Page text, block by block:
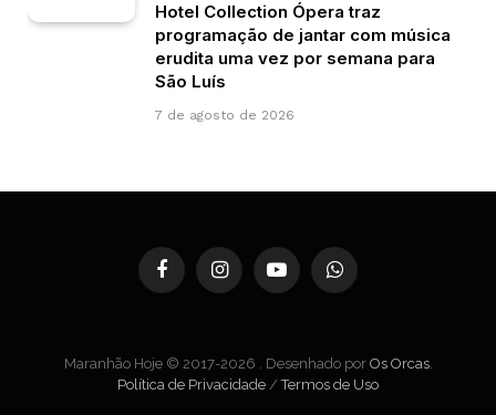
Hotel Collection Ópera traz
programação de jantar com música
erudita uma vez por semana para
São Luís
7 de agosto de 2026
FacebookInstagramYouTubeWhatsApp
Maranhão Hoje © 2017-2026 . Desenhado por Os Orcas.
Política de Privacidade /Termos de Uso